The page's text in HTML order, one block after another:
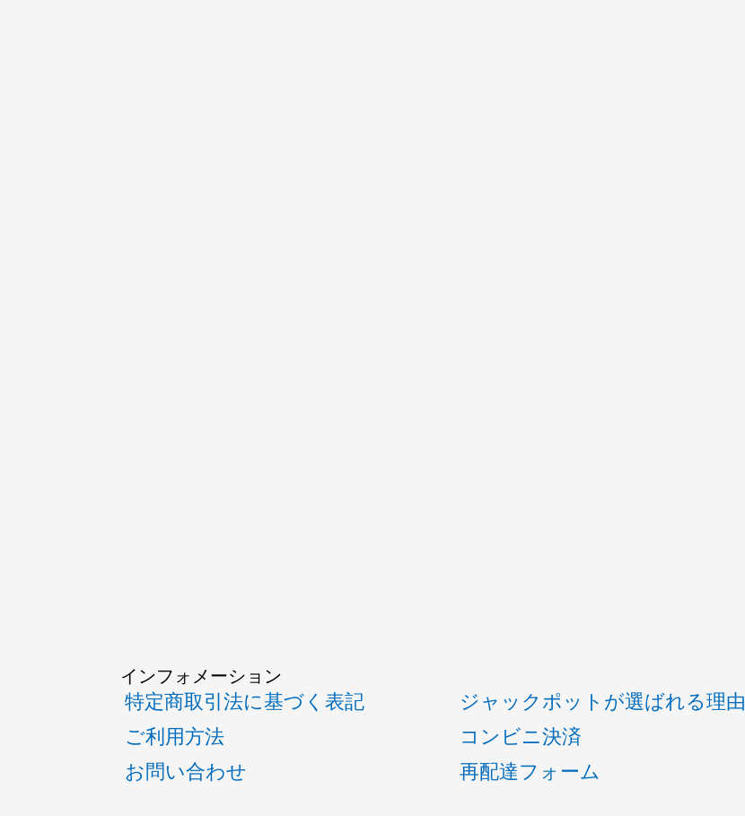
インフォメーション
特定商取引法に基づく表記 ジャックポットが選ばれる理由
ご利用方法
コンビニ決済
お問い合わせ
再配達フォーム